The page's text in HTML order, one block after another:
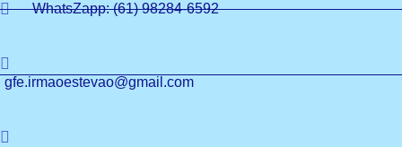
WhatsZapp: (61) 98284-6592
gfe.irmaoestevao@gmail.com